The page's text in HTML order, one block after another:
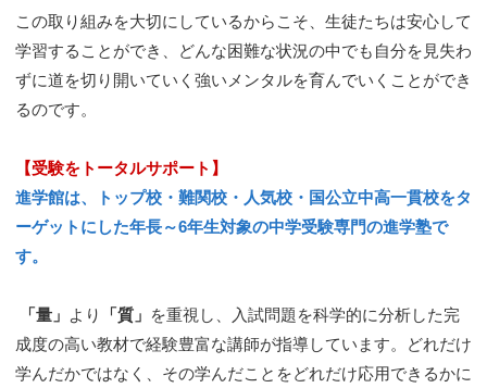
この取り組みを大切にしているからこそ、生徒たちは安心して
学習することができ、どんな困難な状況の中でも自分を見失わ
ずに道を切り開いていく強いメンタルを育んでいくことができ
るのです。
【受験をトータルサポート】
進学館は、トップ校・難関校・人気校・国公立中高一貫校をタ
ーゲットにした年長～6年生対象の中学受験専門の進学塾で
す。
「量」 より 「質」 を重視し、入試問題を科学的に分析した完
成度の高い教材で経験豊富な講師が指導しています。どれだけ
学んだかではなく、その学んだことをどれだけ応用できるかに